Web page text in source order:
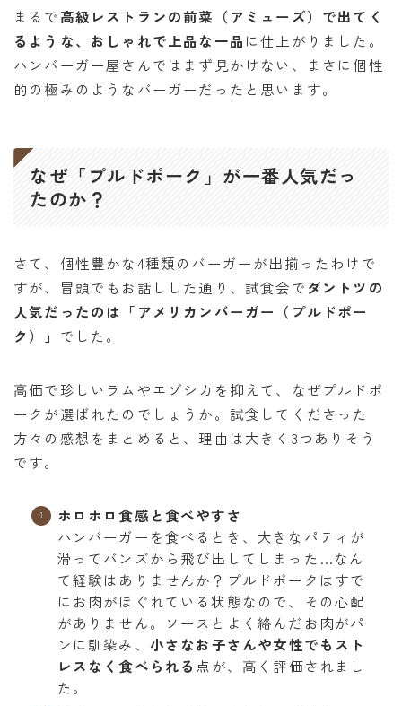
まるで 高級レストランの前菜（アミューズ）で出てく
るような、おしゃれで上品な一品 に仕上がりました。
ハンバーガー屋さんではまず見かけない、まさに個性
的の極みのようなバーガーだったと思います。
なぜ「プルドポーク」が一番人気だっ
たのか？
さて、個性豊かな4種類のバーガーが出揃ったわけで
すが、冒頭でもお話しした通り、試食会で ダントツの
人気だったのは「アメリカンバーガー（プルドポー
ク）」 でした。
高価で珍しいラムやエゾシカを抑えて、なぜプルドポ
ークが選ばれたのでしょうか。試食してくださった
方々の感想をまとめると、理由は大きく3つありそう
です。
ホロホロ食感と食べやすさ
ハンバーガーを食べるとき、大きなパティが
滑ってバンズから飛び出してしまった…なん
て経験はありませんか？プルドポークはすで
にお肉がほぐれている状態なので、その心配
がありません。ソースとよく絡んだお肉がパ
ンに馴染み、 小さなお子さんや女性でもスト
レスなく食べられる 点が、高く評価されまし
た。